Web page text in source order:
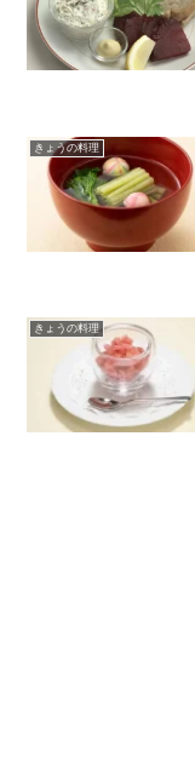
きょうの料理
きょうの料理